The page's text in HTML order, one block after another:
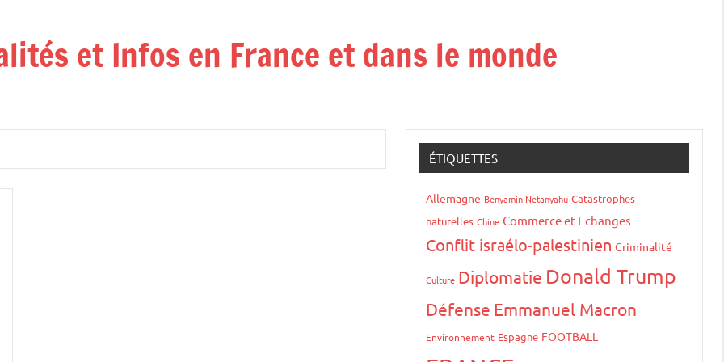
et Infos en France et dans le monde
ÉTIQUETTES
Allemagne Benyamin Netanyahu Catastrophes
naturelles Chine Commerce et Echanges
Conflit israélo-palestinien Criminalité
Culture Diplomatie Donald Trump
Défense Emmanuel Macron
Environnement Espagne FOOTBALL